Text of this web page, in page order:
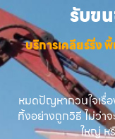
รับข
บริการเคลียร์ริ่ง
หมดปัญหากวนใจเรื่
ทิ้งอย่างถูกวิธี ไม่ว่า
ใหญ่ ห